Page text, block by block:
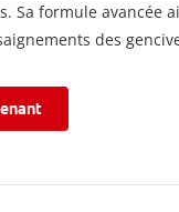
Sa formule avancée
des